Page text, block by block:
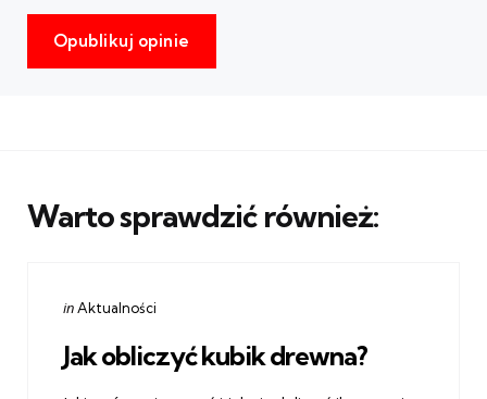
Warto sprawdzić również:
Categories
Posted
inAktualności
Jak obliczyć kubik drewna?